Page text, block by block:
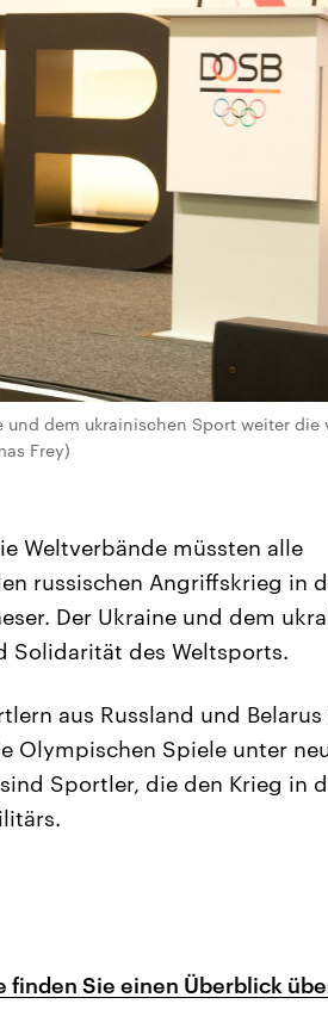
dem ukrainischen Sport weiter
Frey)
Weltverbände müssten alle
russischen Angriffskrieg in
Der Ukraine und dem
Solidarität des Weltsports.
aus Russland und
Olympischen Spiele unter
Sportler, die den Krieg in
finden Sie einen Überblick